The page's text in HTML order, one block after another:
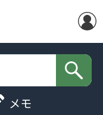
メモ